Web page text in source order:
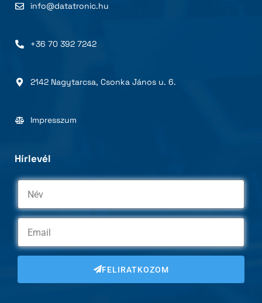
info@datatronic.hu
+36 70 392 7242
2142 Nagytarcsa, Csonka János u. 6.
Impresszum
Hírlevél
FELIRATKOZOM